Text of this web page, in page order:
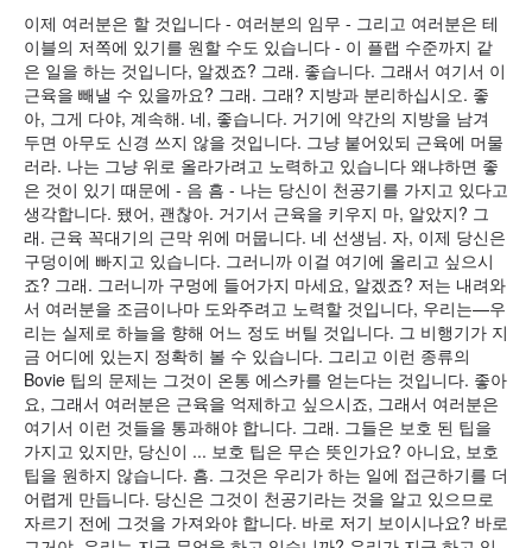
이제 여러분은 할 것입니다 - 여러분의 임무 - 그리고 여러분은 테
이블의 저쪽에 있기를 원할 수도 있습니다 - 이 플랩 수준까지 같
은 일을 하는 것입니다, 알겠죠? 그래. 좋습니다. 그래서 여기서 이
근육을 빼낼 수 있을까요? 그래. 그래? 지방과 분리하십시오. 좋
아, 그게 다야, 계속해. 네, 좋습니다. 거기에 약간의 지방을 남겨
두면 아무도 신경 쓰지 않을 것입니다. 그냥 붙어있되 근육에 머물
러라. 나는 그냥 위로 올라가려고 노력하고 있습니다 왜냐하면 좋
은 것이 있기 때문에 - 음 흠 - 나는 당신이 천공기를 가지고 있다고
생각합니다. 됐어, 괜찮아. 거기서 근육을 키우지 마, 알았지? 그
래. 근육 꼭대기의 근막 위에 머뭅니다. 네 선생님. 자, 이제 당신은
구덩이에 빠지고 있습니다. 그러니까 이걸 여기에 올리고 싶으시
죠? 그래. 그러니까 구멍에 들어가지 마세요, 알겠죠? 저는 내려와
서 여러분을 조금이나마 도와주려고 노력할 것입니다, 우리는—우
리는 실제로 하늘을 향해 어느 정도 버틸 것입니다. 그 비행기가 지
금 어디에 있는지 정확히 볼 수 있습니다. 그리고 이런 종류의
Bovie 팁의 문제는 그것이 온통 에스카를 얻는다는 것입니다. 좋아
요, 그래서 여러분은 근육을 억제하고 싶으시죠, 그래서 여러분은
여기서 이런 것들을 통과해야 합니다. 그래. 그들은 보호 된 팁을
가지고 있지만, 당신이 ... 보호 팁은 무슨 뜻인가요? 아니요, 보호
팁을 원하지 않습니다. 흠. 그것은 우리가 하는 일에 접근하기를 더
어렵게 만듭니다. 당신은 그것이 천공기라는 것을 알고 있으므로
자르기 전에 그것을 가져와야 합니다. 바로 저기 보이시나요? 바로